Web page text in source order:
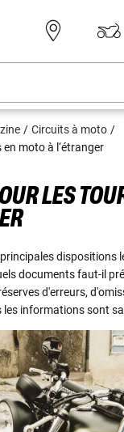
Circuits à moto
moto à l‘étranger
LES
dispositions
documents faut-il
d'erreurs,
informations sont